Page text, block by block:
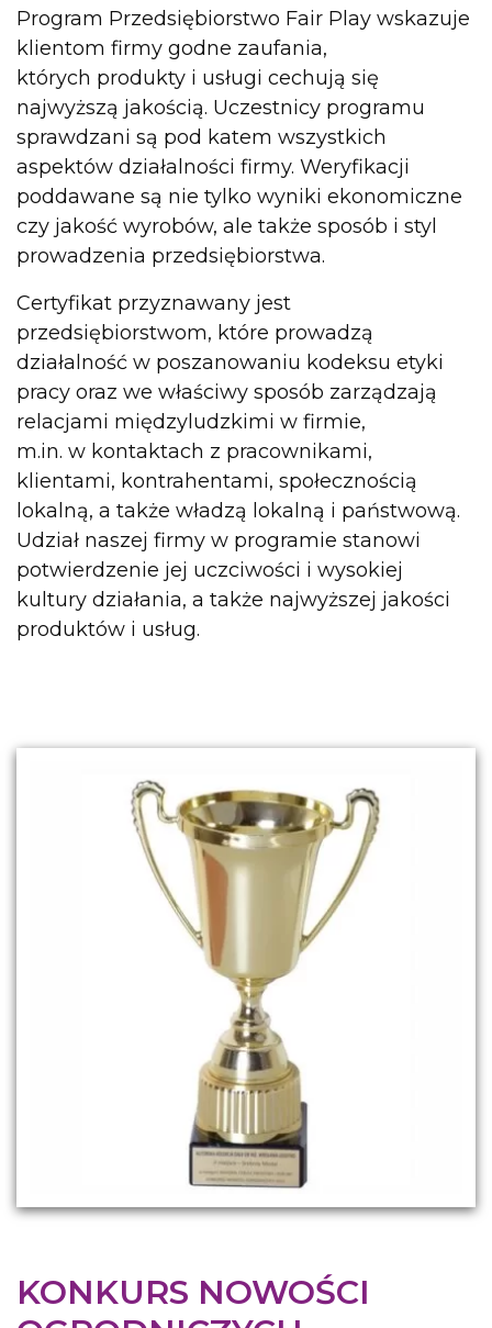
Program Przedsiębiorstwo Fair Play wskazuje
klientom firmy godne zaufania,
których produkty i usługi cechują się
najwyższą jakością. Uczestnicy programu
sprawdzani są pod katem wszystkich
aspektów działalności firmy. Weryfikacji
poddawane są nie tylko wyniki ekonomiczne
czy jakość wyrobów, ale także sposób i styl
prowadzenia przedsiębiorstwa.
Certyfikat przyznawany jest
przedsiębiorstwom, które prowadzą
działalność w poszanowaniu kodeksu etyki
pracy oraz we właściwy sposób zarządzają
relacjami międzyludzkimi w firmie,
m.in. w kontaktach z pracownikami,
klientami, kontrahentami, społecznością
lokalną, a także władzą lokalną i państwową.
Udział naszej firmy w programie stanowi
potwierdzenie jej uczciwości i wysokiej
kultury działania, a także najwyższej jakości
produktów i usług.
KONKURS NOWOŚCI